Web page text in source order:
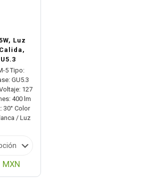
Luz
5 Tipo:
GU5.3
127
400 lm
30° Color
/ Luz
MXN